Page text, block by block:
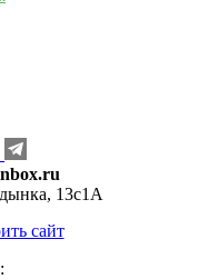
13с1А
сайт